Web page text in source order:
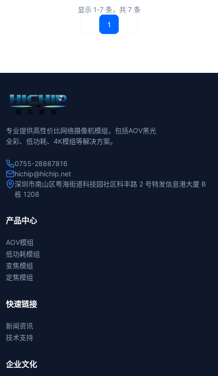
显示 1-7条，共 7条
1
专业提供高性价比网络摄像机模组，包括AOV黑光
全彩、低功耗、4K模组等解决方案。
0755-28887816
hichip@hichip.net
深圳市南山区粤海街道科技园社区科丰路 2 号特发信息港大厦 B
栋 1208
产品中心
AOV模组
低功耗模组
变焦模组
定焦模组
快速链接
新闻资讯
技术支持
企业文化